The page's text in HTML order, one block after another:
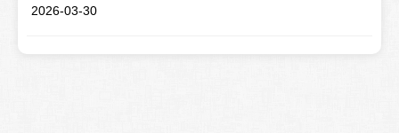
2026-03-30